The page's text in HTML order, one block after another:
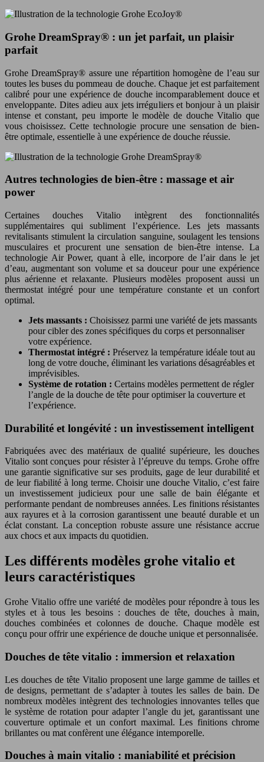
Grohe DreamSpray® : un jet parfait, un plaisir
parfait
Grohe DreamSpray® assure une répartition homogène de l’eau sur
toutes les buses du pommeau de douche. Chaque jet est parfaitement
calibré pour une expérience de douche incomparablement douce et
enveloppante. Dites adieu aux jets irréguliers et bonjour à un plaisir
intense et constant, peu importe le modèle de douche Vitalio que
vous choisissez. Cette technologie procure une sensation de bien-
être optimale, essentielle à une expérience de douche réussie.
Autres technologies de bien-être : massage et air
power
Certaines douches Vitalio intègrent des fonctionnalités
supplémentaires qui subliment l’expérience. Les jets massants
revitalisants stimulent la circulation sanguine, soulagent les tensions
musculaires et procurent une sensation de bien-être intense. La
technologie Air Power, quant à elle, incorpore de l’air dans le jet
d’eau, augmentant son volume et sa douceur pour une expérience
plus aérienne et relaxante. Plusieurs modèles proposent aussi un
thermostat intégré pour une température constante et un confort
optimal.
Jets massants : Choisissez parmi une variété de jets massants
pour cibler des zones spécifiques du corps et personnaliser
votre expérience.
Thermostat intégré : Préservez la température idéale tout au
long de votre douche, éliminant les variations désagréables et
imprévisibles.
Système de rotation : Certains modèles permettent de régler
l’angle de la douche de tête pour optimiser la couverture et
l’expérience.
Durabilité et longévité : un investissement intelligent
Fabriquées avec des matériaux de qualité supérieure, les douches
Vitalio sont conçues pour résister à l’épreuve du temps. Grohe offre
une garantie significative sur ses produits, gage de leur durabilité et
de leur fiabilité à long terme. Choisir une douche Vitalio, c’est faire
un investissement judicieux pour une salle de bain élégante et
performante pendant de nombreuses années. Les finitions résistantes
aux rayures et à la corrosion garantissent une beauté durable et un
éclat constant. La conception robuste assure une résistance accrue
aux chocs et aux impacts du quotidien.
Les différents modèles grohe vitalio et
leurs caractéristiques
Grohe Vitalio offre une variété de modèles pour répondre à tous les
styles et à tous les besoins : douches de tête, douches à main,
douches combinées et colonnes de douche. Chaque modèle est
conçu pour offrir une expérience de douche unique et personnalisée.
Douches de tête vitalio : immersion et relaxation
Les douches de tête Vitalio proposent une large gamme de tailles et
de designs, permettant de s’adapter à toutes les salles de bain. De
nombreux modèles intègrent des technologies innovantes telles que
le système de rotation pour adapter l’angle du jet, garantissant une
couverture optimale et un confort maximal. Les finitions chrome
brillantes ou mat confèrent une élégance intemporelle.
Douches à main vitalio : maniabilité et précision